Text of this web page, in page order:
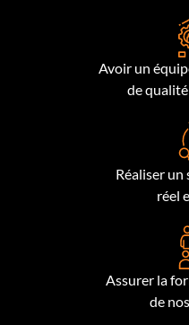
Avoir un
de
Réaliser
réel
Assurer la
de